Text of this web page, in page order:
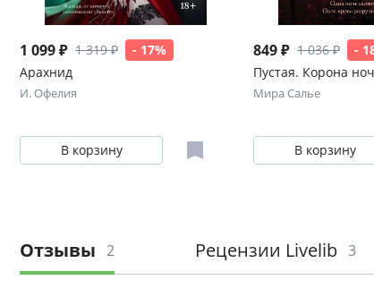
1 099 ₽ 1 319 ₽
- 17%
Арахнид
И. Офелия
В корзину
849 ₽ 1 036 ₽
-
Пустая. Корона
Мира Салье
В корзину
Отзывы 2 Рецензии Livelib 3